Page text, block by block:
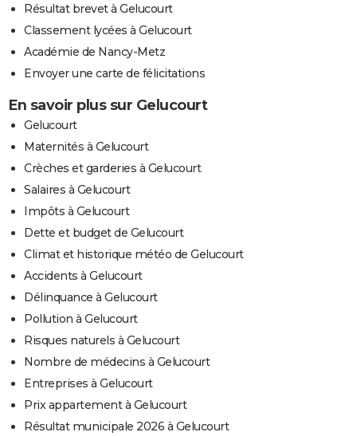
Résultat brevet à Gelucourt
Classement lycées à Gelucourt
Académie de Nancy-Metz
Envoyer une carte de félicitations
En savoir plus sur Gelucourt
Gelucourt
Maternités à Gelucourt
Crèches et garderies à Gelucourt
Salaires à Gelucourt
Impôts à Gelucourt
Dette et budget de Gelucourt
Climat et historique météo de Gelucourt
Accidents à Gelucourt
Délinquance à Gelucourt
Pollution à Gelucourt
Risques naturels à Gelucourt
Nombre de médecins à Gelucourt
Entreprises à Gelucourt
Prix appartement à Gelucourt
Résultat municipale 2026 à Gelucourt